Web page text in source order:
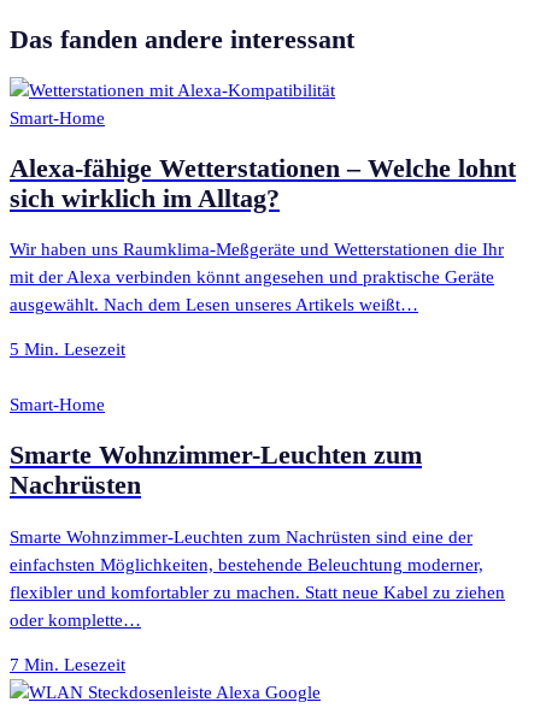
Das fanden andere interessant
Smart-Home
Alexa-fähige Wetterstationen – Welche lohnt
sich wirklich im Alltag?
Wir haben uns Raumklima-Meßgeräte und Wetterstationen die Ihr
mit der Alexa verbinden könnt angesehen und praktische Geräte
ausgewählt. Nach dem Lesen unseres Artikels weißt…
5 Min. Lesezeit
Smart-Home
Smarte Wohnzimmer-Leuchten zum
Nachrüsten
Smarte Wohnzimmer-Leuchten zum Nachrüsten sind eine der
einfachsten Möglichkeiten, bestehende Beleuchtung moderner,
flexibler und komfortabler zu machen. Statt neue Kabel zu ziehen
oder komplette…
7 Min. Lesezeit